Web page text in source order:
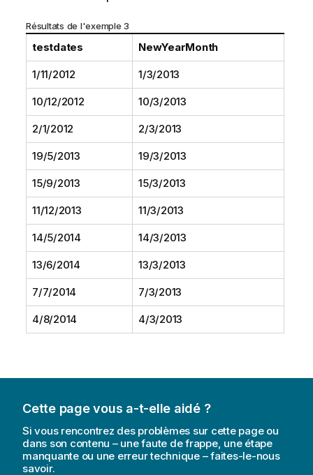
Résultats de l'exemple 3
testdates NewYearMonth
1/11/2012 1/3/2013
10/12/2012 10/3/2013
2/1/2012 2/3/2013
19/5/2013 19/3/2013
15/9/2013 15/3/2013
11/12/2013 11/3/2013
14/5/2014 14/3/2013
13/6/2014 13/3/2013
7/7/2014 7/3/2013
4/8/2014 4/3/2013
Cette page vous a-t-elle aidé ?
Si vous rencontrez des problèmes sur cette page ou
dans son contenu – une faute de frappe, une étape
manquante ou une erreur technique – faites-le-nous
savoir.